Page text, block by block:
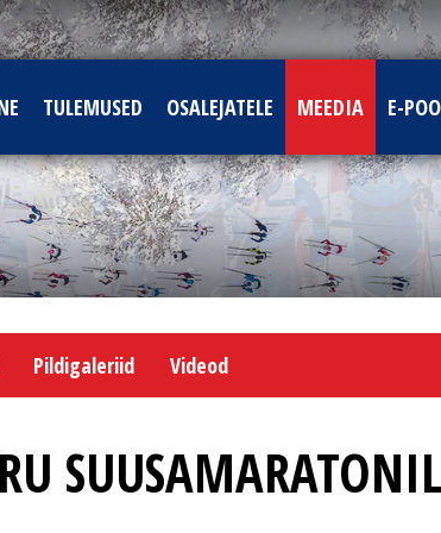
TULEMUSED OSALEJATELE MEEDIA E-
Pildigaleriid Videod